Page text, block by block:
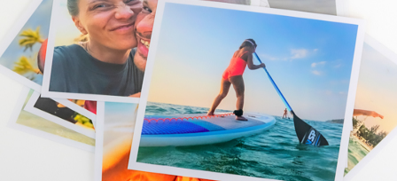
Выберите из списка: